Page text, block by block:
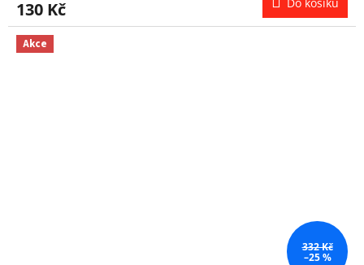
130 Kč Do košíku
Akce
332 Kč
–25 %